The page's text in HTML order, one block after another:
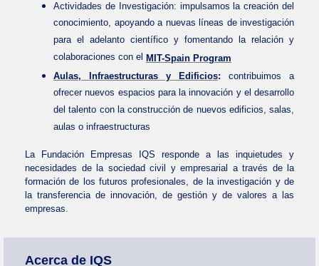
Actividades de Investigación: impulsamos la creación del
conocimiento, apoyando a nuevas líneas de investigación
para el adelanto científico y fomentando la relación y
colaboraciones con el MIT-Spain Program
Aulas, Infraestructuras y Edificios: contribuimos a
ofrecer nuevos espacios para la innovación y el desarrollo
del talento con la construcción de nuevos edificios, salas,
aulas o infraestructuras
La Fundación Empresas IQS responde a las inquietudes y
necesidades de la sociedad civil y empresarial a través de la
formación de los futuros profesionales, de la investigación y de
la transferencia de innovación, de gestión y de valores a las
empresas.
Acerca de IQS